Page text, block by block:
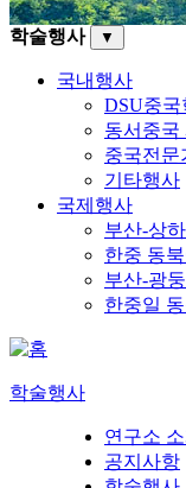
학술행사 ▼
국내행사
DSU중국
동서중국
중국전문
기타행사
국제행사
부산-상
한중 동
부산-광
한중일
학술행사
연구소 소
공지사항